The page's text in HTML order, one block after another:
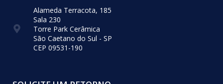
Alameda Terracota, 185
Sala 230
Torre Park Cerâmica
São Caetano do Sul - SP
CEP 09531-190